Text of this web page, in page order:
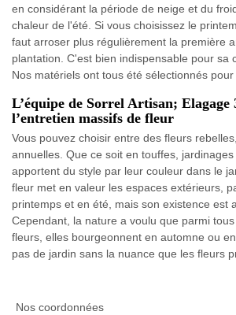
en considérant la période de neige et du
chaleur de l'été. Si vous choisissez le
faut arroser plus régulièrement la première
plantation. C'est bien indispensable pour sa
Nos matériels ont tous été sélectionnés
L’équipe de Sorrel Artisan; Elagage
l’entretien massifs de fleur
Vous pouvez choisir entre des fleurs
annuelles. Que ce soit en touffes,
apportent du style par leur couleur dans le
fleur met en valeur les espaces extérieurs,
printemps et en été, mais son existence est
Cependant, la nature a voulu que parmi
fleurs, elles bourgeonnent en automne ou
pas de jardin sans la nuance que les fleurs
Nos coordonnées